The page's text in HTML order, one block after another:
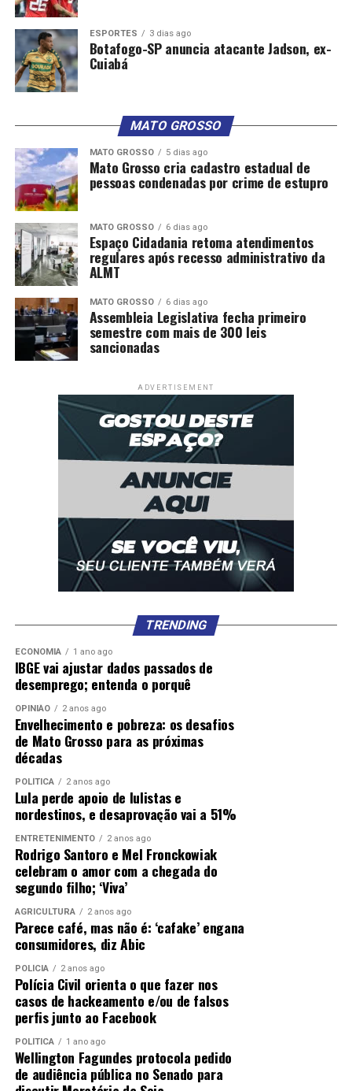
ESPORTES 3 dias ago
Botafogo-SP anuncia atacante Jadson, ex-
Cuiabá
MATO GROSSO
MATO GROSSO 5 dias ago
Mato Grosso cria cadastro estadual de
pessoas condenadas por crime de estupro
MATO GROSSO 6 dias ago
Espaço Cidadania retoma atendimentos
regulares após recesso administrativo da
ALMT
MATO GROSSO 6 dias ago
Assembleia Legislativa fecha primeiro
semestre com mais de 300 leis
sancionadas
ADVERTISEMENT
TRENDING
ECONOMIA 1 ano ago
IBGE vai ajustar dados passados de
desemprego; entenda o porquê
OPINIÃO 2 anos ago
Envelhecimento e pobreza: os desafios
de Mato Grosso para as próximas
décadas
POLÍTICA 2 anos ago
Lula perde apoio de lulistas e
nordestinos, e desaprovação vai a 51%
ENTRETENIMENTO 2 anos ago
Rodrigo Santoro e Mel Fronckowiak
celebram o amor com a chegada do
segundo filho; ‘Viva’
AGRICULTURA 2 anos ago
Parece café, mas não é: ‘cafake’ engana
consumidores, diz Abic
POLÍCIA 2 anos ago
Polícia Civil orienta o que fazer nos
casos de hackeamento e/ou de falsos
perfis junto ao Facebook
POLÍTICA 1 ano ago
Wellington Fagundes protocola pedido
de audiência pública no Senado para